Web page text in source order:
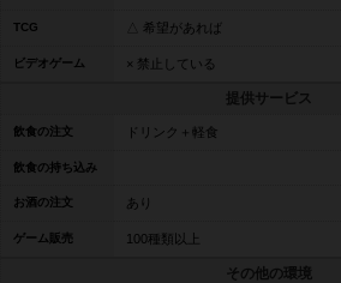
TCG △ 希望があれば
ビデオゲーム × 禁止している
提供サービス
飲食の注文 ドリンク＋軽食
飲食の持ち込み
お酒の注文 あり
ゲーム販売 100種類以上
その他の環境